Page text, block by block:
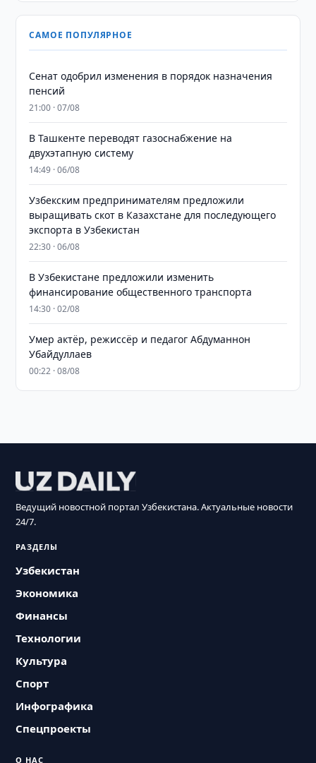
САМОЕ ПОПУЛЯРНОЕ
Сенат одобрил изменения в порядок назначения
пенсий
21:00 · 07/08
В Ташкенте переводят газоснабжение на
двухэтапную систему
14:49 · 06/08
Узбекским предпринимателям предложили
выращивать скот в Казахстане для последующего
экспорта в Узбекистан
22:30 · 06/08
В Узбекистане предложили изменить
финансирование общественного транспорта
14:30 · 02/08
Умер актёр, режиссёр и педагог Абдуманнон
Убайдуллаев
00:22 · 08/08
Ведущий новостной портал Узбекистана. Актуальные новости
24/7.
РАЗДЕЛЫ
Узбекистан
Экономика
Финансы
Технологии
Культура
Спорт
Инфографика
Спецпроекты
О НАС